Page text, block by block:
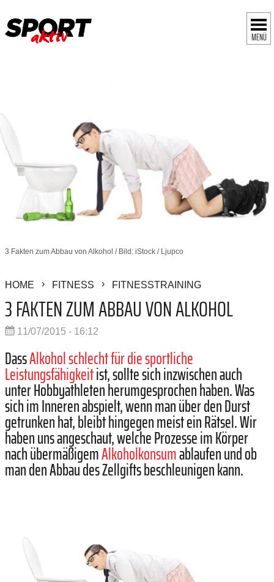
MENÜ
3 Fakten zum Abbau von Alkohol / Bild: iStock / Ljupco
HOME FITNESS FITNESSTRAINING
3 FAKTEN ZUM ABBAU VON ALKOHOL
11/07/2015 - 16:12
DassAlkohol schlecht für die sportliche
Leistungsfähigkeitist, sollte sich inzwischen auch
unter Hobbyathleten herumgesprochen haben. Was
sich im Inneren abspielt, wenn man über den Durst
getrunken hat, bleibt hingegen meist ein Rätsel. Wir
haben uns angeschaut, welche Prozesse im Körper
nach übermäßigemAlkoholkonsumablaufen und ob
man den Abbau des Zellgifts beschleunigen kann.